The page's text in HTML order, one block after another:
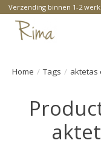
Verzending binnen 1-2
Home / Tags / aktetas